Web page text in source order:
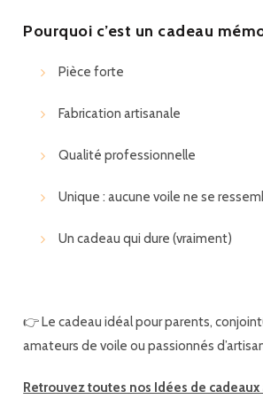
Pourquoi c’est un cadeau
Pièce forte
Fabrication artisanale
Qualité professionnelle
Unique : aucune voile ne se
Un cadeau qui dure (vraiment)
👉 Le cadeau idéal pour parents,
amateurs de voile ou passionnés
Retrouvez toutes nos Idées de